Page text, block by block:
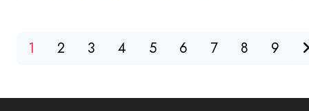
1 2 3 4 5 6 7 8 9